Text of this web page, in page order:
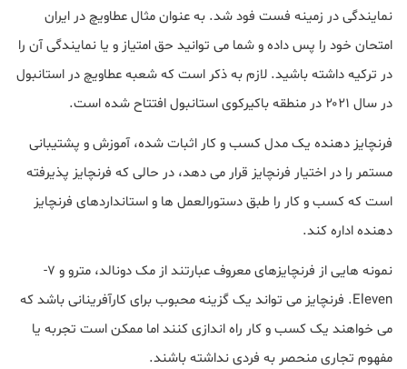
نمایندگی در زمینه فست فود شد. به عنوان مثال عطاویچ در ایران
امتحان خود را پس داده و شما می توانید حق امتیاز و یا نمایندگی آن را
در ترکیه داشته باشید. لازم به ذکر است که شعبه عطاویچ در استانبول
در سال ۲۰۲۱ در منطقه باکیرکوی استانبول افتتاح شده است.
فرنچایز دهنده یک مدل کسب و کار اثبات شده، آموزش و پشتیبانی
مستمر را در اختیار فرنچایز قرار می دهد، در حالی که فرنچایز پذیرفته
است که کسب و کار را طبق دستورالعمل ها و استانداردهای فرنچایز
دهنده اداره کند.
نمونه هایی از فرنچایزهای معروف عبارتند از مک دونالد، مترو و 7-
Eleven. فرنچایز می تواند یک گزینه محبوب برای کارآفرینانی باشد که
می خواهند یک کسب و کار راه اندازی کنند اما ممکن است تجربه یا
مفهوم تجاری منحصر به فردی نداشته باشند.